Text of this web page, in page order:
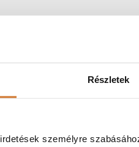
Részletek
személyre